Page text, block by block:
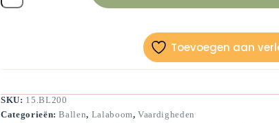
accessoires
Toevoegen aan
SKU: 15.BL200
Categorieën:Ballen, Lalaboom,Vaardigheden